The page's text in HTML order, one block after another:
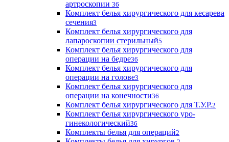
артроскопии 36
Комплект белья хирургического для кесарева
сечения3
Комплект белья хирургического для
лапароскопии стерильный5
Комплект белья хирургического для
операции на бедре36
Комплект белья хирургического для
операции на голове3
Комплект белья хирургического для
операции на конечности36
Комплект белья хирургического для Т.У.Р.2
Комплект белья хирургического уро-
гинекологический36
Комплекты белья для операций2